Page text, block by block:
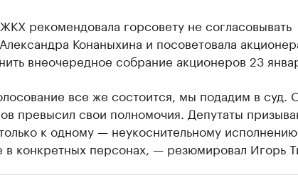
рекомендовала горсовету не согласовывать
Конаныхина и посоветовала
внеочередное собрание акционеров 23
все же состоится, мы подадим в суд.
превысил свои полномочия. Депутаты
к одному — неукоснительному исполнению
в конкретных персонах, — резюмировал Игорь